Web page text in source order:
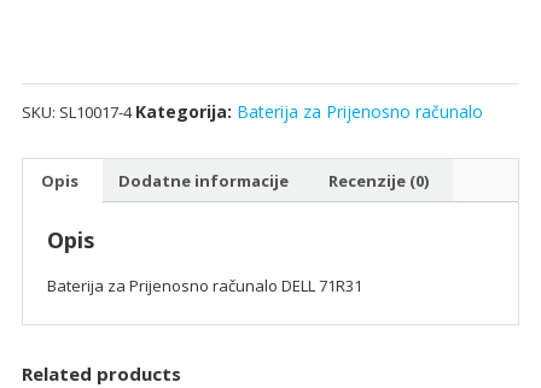
SKU: SL10017-4 Kategorija: Baterija za Prijenosno računalo
Opis Dodatne informacije Recenzije (0)
Opis
Baterija za Prijenosno računalo DELL 71R31
Related products